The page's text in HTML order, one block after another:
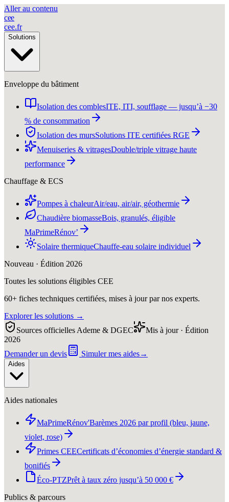
Aller au contenu
cee
cee.fr
Solutions
Enveloppe du bâtiment
Isolation des comblesITE, ITI, soufflage — jusqu’à −30
% de consommation
Isolation des mursSolutions ITE certifiées RGE
Menuiseries & vitragesDouble/triple vitrage haute
performance
Chauffage & ECS
Pompes à chaleurAir/eau, air/air, géothermie
Chaudière biomasseBois, granulés, éligible
MaPrimeRénov’
Solaire thermiqueChauffe-eau solaire individuel
Nouveau · Édition 2026
Toutes les solutions éligibles CEE
60+ fiches techniques certifiées, mises à jour par nos experts.
Explorer les solutions →
Sources officielles Ademe & DGEC
Mis à jour · Édition
2026
Demander un devis
Simuler mes aides→
Aides
Aides nationales
MaPrimeRénov'Barèmes 2026 par profil (bleu, jaune,
violet, rose)
Primes CEECertificats d’économies d’énergie standard &
bonifiés
Éco-PTZPrêt à taux zéro jusqu’à 50 000 €
Publics & parcours